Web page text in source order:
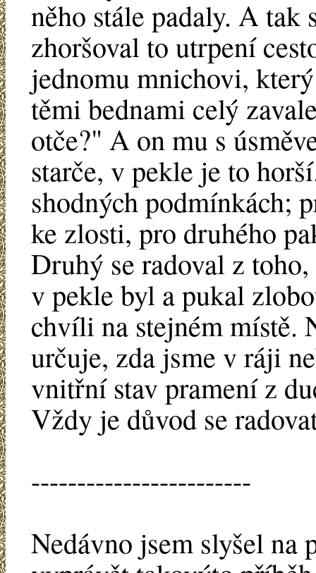
něho stále padaly. A
zhoršoval to utrpení
jednomu mnichovi,
těmi bednami celý
otče?" A on mu s
starče, v pekle je to
shodných podmínkách;
ke zlosti, pro druhého
Druhý se radoval z
v pekle byl a pukal
chvíli na stejném místě.
určuje, zda jsme v ráji
vnitřní stav pramení z
Vždy je důvod se
------------------------
Nedávno jsem slyšel na